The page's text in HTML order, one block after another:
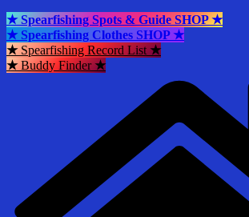
★ Spearfishing Spots & Guide SHOP ★
★ Spearfishing Clothes SHOP ★
★Spearfishing Record List★
★Buddy Finder★